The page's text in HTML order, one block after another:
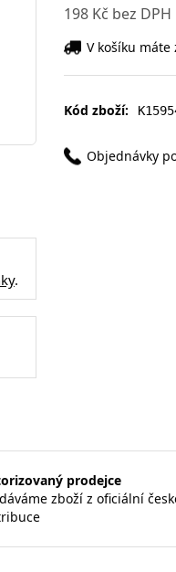
.
198 Kč bez DPH
V košíku máte
Kód zboží:
Objednávky
prodejce
zboží z oficiální